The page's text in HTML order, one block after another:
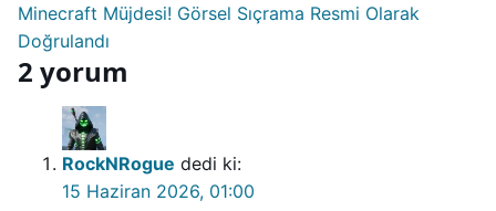
Minecraft Müjdesi! Görsel Sıçrama Resmi Olarak
Doğrulandı
2 yorum
RockNRogue dedi ki:
15 Haziran 2026, 01:00